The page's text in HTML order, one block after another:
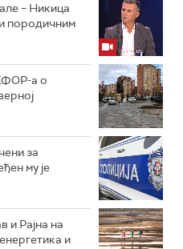
– Никица
породичним
а о
за
му је
и Рајна на
и